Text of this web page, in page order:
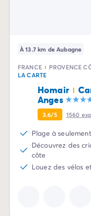
Camping Pyrénées-
Camping Argelès-
Camping Canet-en-
Camping Collioure
Camping Le
Camping Limousin
Camping Corrèze
Camping Midi-
Camping Aveyron
Camping Millau
Camping Gers
À 13.7 km de Aubagne
FRANCE PROVENCE
LA CARTE
Homair
Anges
3.6/5 1560
Plage à
Découvrez des
côte
Louez des vélos